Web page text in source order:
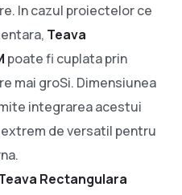
In cazul proiectelor ce
Teava
poate fi cuplata prin
mai groSi. Dimensiunea
integrarea acestui
de versatil pentru
Rectangulara